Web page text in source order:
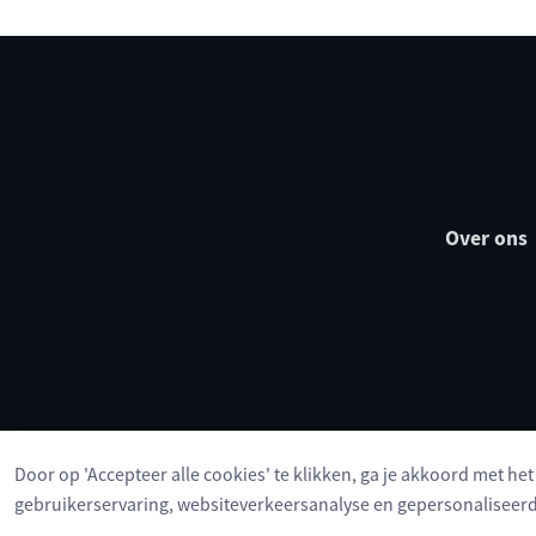
Over ons
Door op 'Accepteer alle cookies' te klikken, ga je akkoord met
gebruikerservaring, websiteverkeersanalyse en